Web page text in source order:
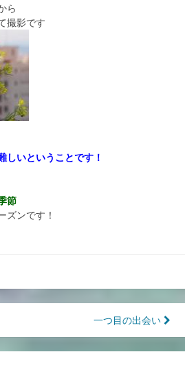
ら
撮影です
しいということです！
節
ズンです！
一つ目の出会い